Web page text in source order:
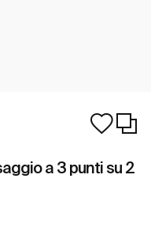
a 3 punti su 2